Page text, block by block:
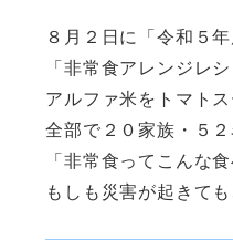
８月２日に「令和５
「非常食アレンジレ
アルファ米をトマト
全部で２０家族・５
「非常食ってこんな
もしも災害が起きて